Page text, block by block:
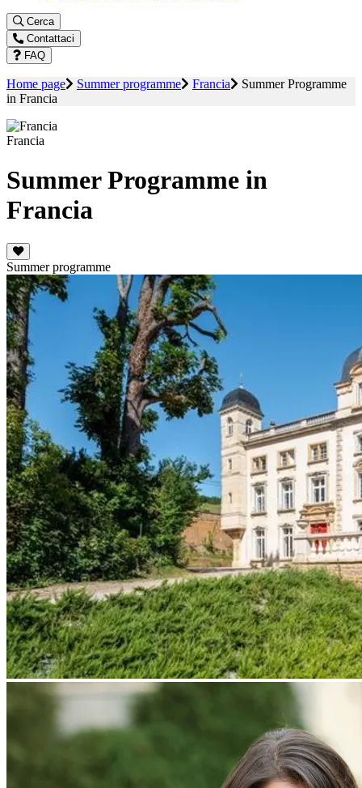
Cerca
Contattaci
FAQ
Home page Summer programme Francia
Summer Programme
in Francia
Francia
Summer Programme in
Francia
Summer programme